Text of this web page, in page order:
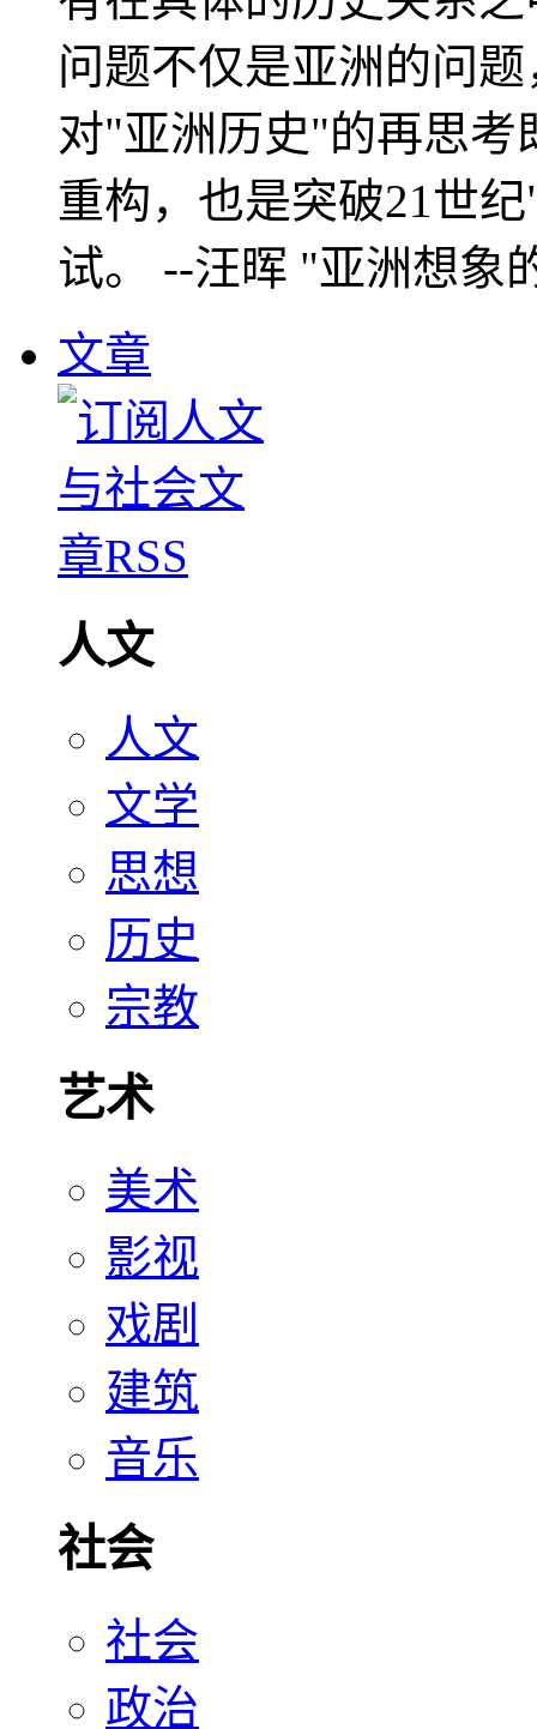
问题不仅是亚洲的问
对"亚洲历史"的再思考
重构，也是突破21世
试。 --汪晖 "亚洲想象
文章
人文
人文
文学
思想
历史
宗教
艺术
美术
影视
戏剧
建筑
音乐
社会
社会
政治